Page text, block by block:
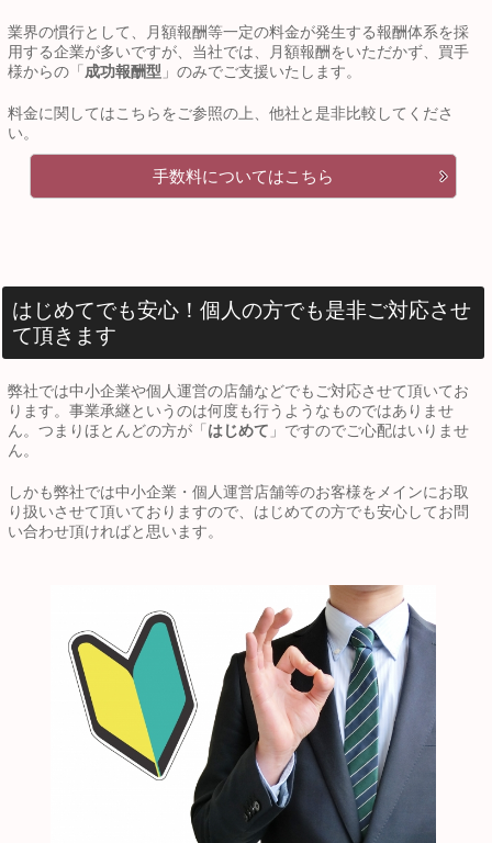
業界の慣行として、月額報酬等一定の料金が発生する報酬体系を採
用する企業が多いですが、当社では、月額報酬をいただかず、買手
様からの「 成功報酬型 」のみでご支援いたします。
料金に関してはこちらをご参照の上、他社と是非比較してくださ
い。
手数料についてはこちら
はじめてでも安心！個人の方でも是非ご対応させ
て頂きます
弊社では中小企業や個人運営の店舗などでもご対応させて頂いてお
ります。事業承継というのは何度も行うようなものではありませ
ん。つまりほとんどの方が「 はじめて 」ですのでご心配はいりませ
ん。
しかも弊社では中小企業・個人運営店舗等のお客様をメインにお取
り扱いさせて頂いておりますので、はじめての方でも安心してお問
い合わせ頂ければと思います。